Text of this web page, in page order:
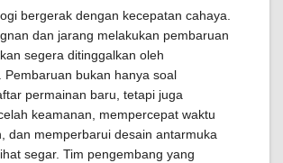
bergerak dengan kecepatan cahaya.
dan jarang melakukan pembaruan
segera ditinggalkan oleh
Pembaruan bukan hanya soal
permainan baru, tetapi juga
keamanan, mempercepat waktu
dan memperbarui desain antarmuka
segar. Tim pengembang yang